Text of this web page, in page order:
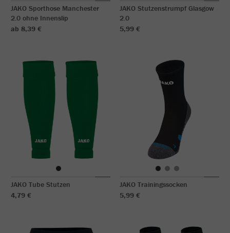
JAKO Sporthose Manchester
2.0 ohne Innenslip
ab 8,39 €
JAKO Stutzenstrumpf Glasgow
2.0
5,99 €
JAKO Tube Stutzen
4,79 €
JAKO Trainingssocken
5,99 €